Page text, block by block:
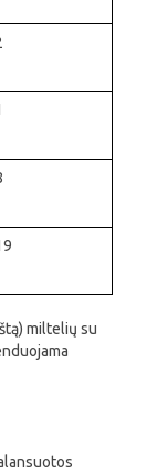
miltelių su